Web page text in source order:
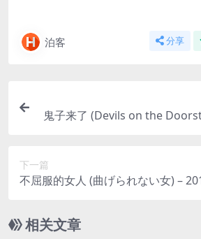
泊客 分享
鬼子来了 (Devils on the
强塞了两个俘虏（一个日本兵
的生活被
下一篇
不屈服的女人 (曲げられない女) –
主角早纪，性格偏执、绝不妥协，在
试失败后，仍要坚持自己的人生信条。
相关文章